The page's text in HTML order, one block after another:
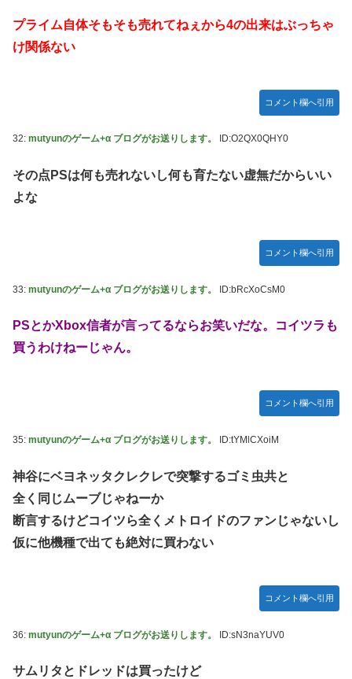
プライム自体そもそも売れてねぇから4の出来はぶっちゃ
け関係ない
コメント欄へ引用
32: mutyunのゲーム+α ブログがお送りします。 ID:O2QX0QHY0
その点PSは何も売れないし何も育たない虚無だからいい
よな
コメント欄へ引用
33: mutyunのゲーム+α ブログがお送りします。 ID:bRcXoCsM0
PSとかXbox信者が言ってるならお笑いだな。コイツラも
買うわけねーじゃん。
コメント欄へ引用
35: mutyunのゲーム+α ブログがお送りします。 ID:tYMlCXoiM
神谷にベヨネッタクレクレで突撃するゴミ虫共と
全く同じムーブじゃねーか
断言するけどコイツら全くメトロイドのファンじゃないし
仮に他機種で出ても絶対に買わない
コメント欄へ引用
36: mutyunのゲーム+α ブログがお送りします。 ID:sN3naYUV0
サムリタとドレッドは買ったけど